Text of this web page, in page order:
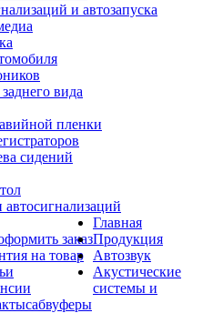
и автозапуска
вида
пленки
сидений
заказ
на товар
Главная
Продукция
Автозвук
Акустические
системы и
сабвуферы